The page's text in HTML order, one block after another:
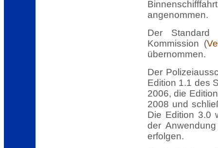
angenommen.
Der Standard
Kommission (
übernommen.
Der
Edition 1.1 des
2006, die
2008 und
Die Edition 3.0
der
erfolgen.